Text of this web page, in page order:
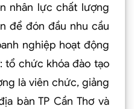
nhân lực chất lượng
để đón đầu nhu cầu
nghiệp hoạt động
tổ chức khóa đào tạo
là viên chức, giảng
bàn TP Cần Thơ và